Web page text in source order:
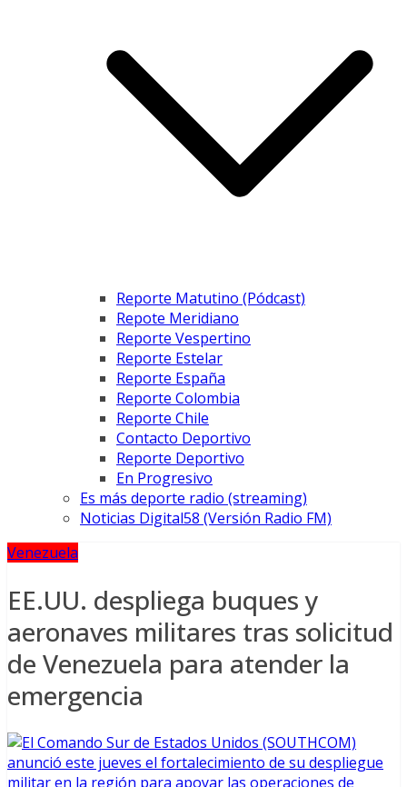
Reporte Matutino (Pódcast)
Repote Meridiano
Reporte Vespertino
Reporte Estelar
Reporte España
Reporte Colombia
Reporte Chile
Contacto Deportivo
Reporte Deportivo
En Progresivo
Es más deporte radio (streaming)
Noticias Digital58 (Versión Radio FM)
Venezuela
EE.UU. despliega buques y
aeronaves militares tras solicitud
de Venezuela para atender la
emergencia